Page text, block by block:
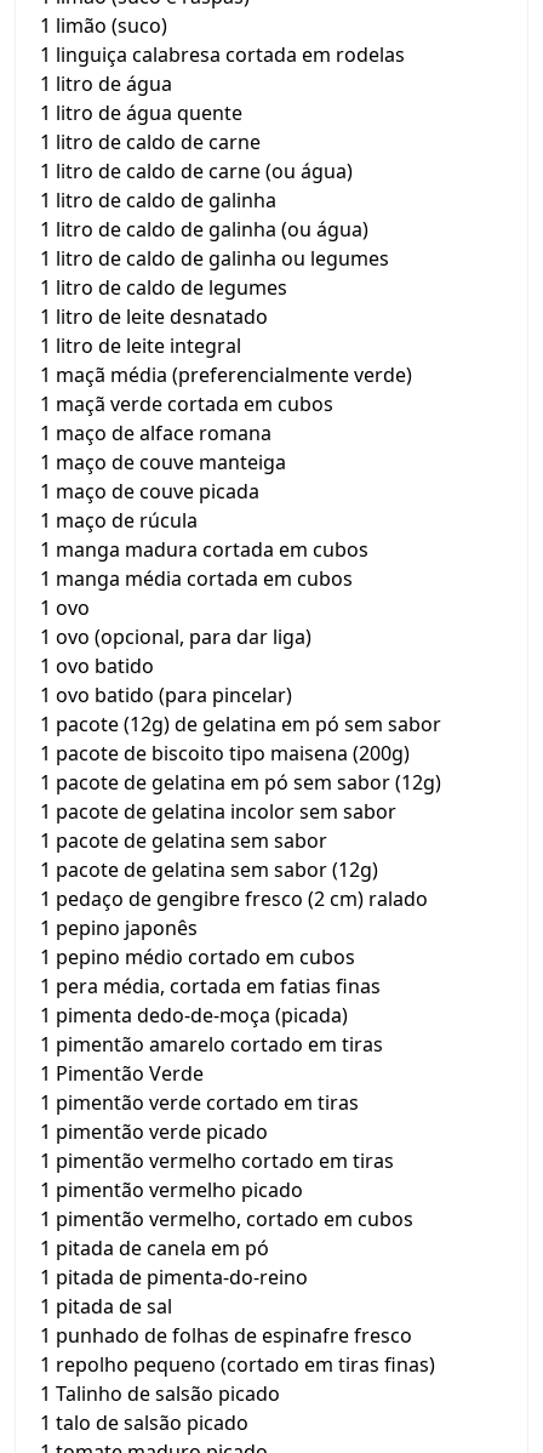
1 limão (suco)
1 linguiça calabresa cortada em rodelas
1 litro de água
1 litro de água quente
1 litro de caldo de carne
1 litro de caldo de carne (ou água)
1 litro de caldo de galinha
1 litro de caldo de galinha (ou água)
1 litro de caldo de galinha ou legumes
1 litro de caldo de legumes
1 litro de leite desnatado
1 litro de leite integral
1 maçã média (preferencialmente verde)
1 maçã verde cortada em cubos
1 maço de alface romana
1 maço de couve manteiga
1 maço de couve picada
1 maço de rúcula
1 manga madura cortada em cubos
1 manga média cortada em cubos
1 ovo
1 ovo (opcional, para dar liga)
1 ovo batido
1 ovo batido (para pincelar)
1 pacote (12g) de gelatina em pó sem sabor
1 pacote de biscoito tipo maisena (200g)
1 pacote de gelatina em pó sem sabor (12g)
1 pacote de gelatina incolor sem sabor
1 pacote de gelatina sem sabor
1 pacote de gelatina sem sabor (12g)
1 pedaço de gengibre fresco (2 cm) ralado
1 pepino japonês
1 pepino médio cortado em cubos
1 pera média, cortada em fatias finas
1 pimenta dedo-de-moça (picada)
1 pimentão amarelo cortado em tiras
1 Pimentão Verde
1 pimentão verde cortado em tiras
1 pimentão verde picado
1 pimentão vermelho cortado em tiras
1 pimentão vermelho picado
1 pimentão vermelho, cortado em cubos
1 pitada de canela em pó
1 pitada de pimenta-do-reino
1 pitada de sal
1 punhado de folhas de espinafre fresco
1 repolho pequeno (cortado em tiras finas)
1 Talinho de salsão picado
1 talo de salsão picado